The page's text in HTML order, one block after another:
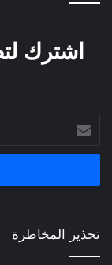
اشترك
بريدك
الإلكتروني
تحذير المخاطرة